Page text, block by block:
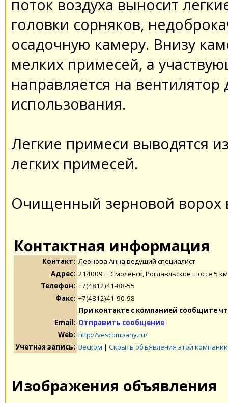
поток воздуха выносит
головки сорняков,
осадочную камеру. Внизу
мелких примесей, а
направляется на вентилятор
использования.
Легкие примеси выводятся
легких примесей.
Очищенный зерновой ворох
Контактная информация
Контакт: Леонова Анна ведущий специалист
Адрес: 214009 г. Смоленск, Рославльское шоссе 5 км
Телефон: +7(4812)41-88-55
Факс: +7(4812)41-90-98
При контакте с компанией сообщите
Email: Отправить сообщение
Web: http://vescompany.ru/
Учетная запись: Веском | Скрыть объявления этой компании
Изображения объявления